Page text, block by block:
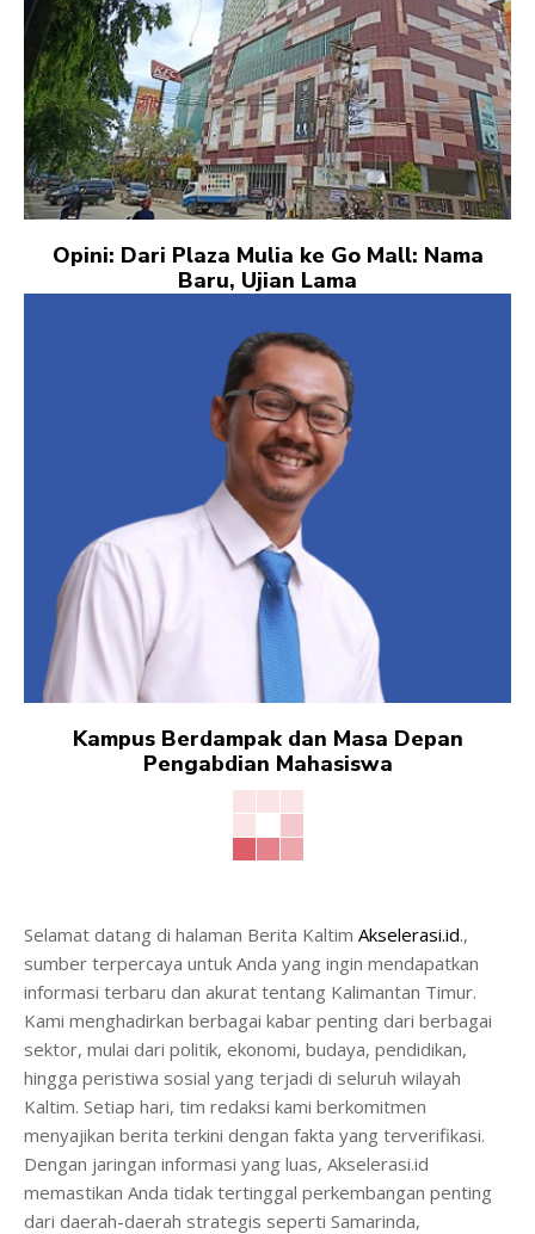
Opini: Dari Plaza Mulia ke Go Mall: Nama
Baru, Ujian Lama
Kampus Berdampak dan Masa Depan
Pengabdian Mahasiswa
Selamat datang di halaman Berita Kaltim Akselerasi.id.,
sumber terpercaya untuk Anda yang ingin mendapatkan
informasi terbaru dan akurat tentang Kalimantan Timur.
Kami menghadirkan berbagai kabar penting dari berbagai
sektor, mulai dari politik, ekonomi, budaya, pendidikan,
hingga peristiwa sosial yang terjadi di seluruh wilayah
Kaltim. Setiap hari, tim redaksi kami berkomitmen
menyajikan berita terkini dengan fakta yang terverifikasi.
Dengan jaringan informasi yang luas, Akselerasi.id
memastikan Anda tidak tertinggal perkembangan penting
dari daerah-daerah strategis seperti Samarinda,